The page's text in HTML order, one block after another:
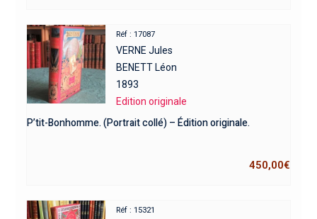
Réf : 17087
VERNE Jules
BENETT Léon
1893
Edition originale
P’tit-Bonhomme. (Portrait collé) – Édition originale.
450,00€
Réf : 15321